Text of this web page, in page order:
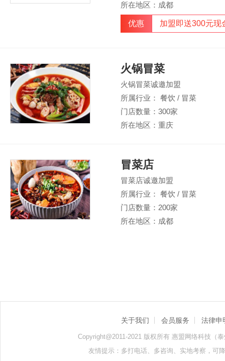
所在地区：成都
优惠 加盟即送300元现
火锅冒菜
火锅冒菜诚邀加盟
所属行业： 餐饮 / 冒菜
门店数量：300家
所在地区：重庆
冒菜店
冒菜店诚邀加盟
所属行业： 餐饮 / 冒菜
门店数量：200家
所在地区：成都
关于我们 会员服务 法律申
Copyright@2011-2021 版权所有 惠盟网络科技（
友情提示：多打电话、多咨询、实地考察，可